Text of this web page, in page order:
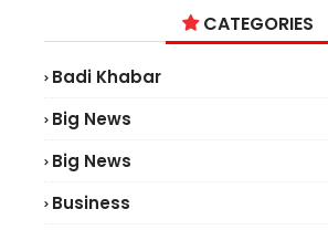
CATEGORIES
Badi Khabar
Big News
Big News
Business